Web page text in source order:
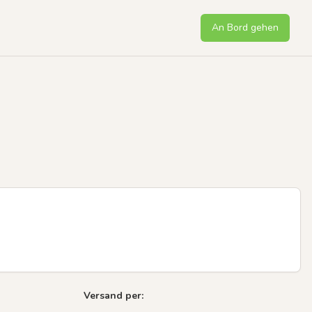
An Bord gehen
Versand per: